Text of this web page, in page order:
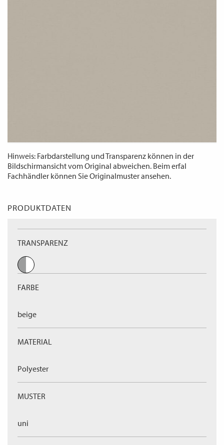
Hinweis: Farbdarstellung und Transparenz können in der
Bildschirmansicht vom Original abweichen. Beim erfal
Fachhändler können Sie Originalmuster ansehen.
PRODUKTDATEN
TRANSPARENZ
FARBE
beige
MATERIAL
Polyester
MUSTER
uni